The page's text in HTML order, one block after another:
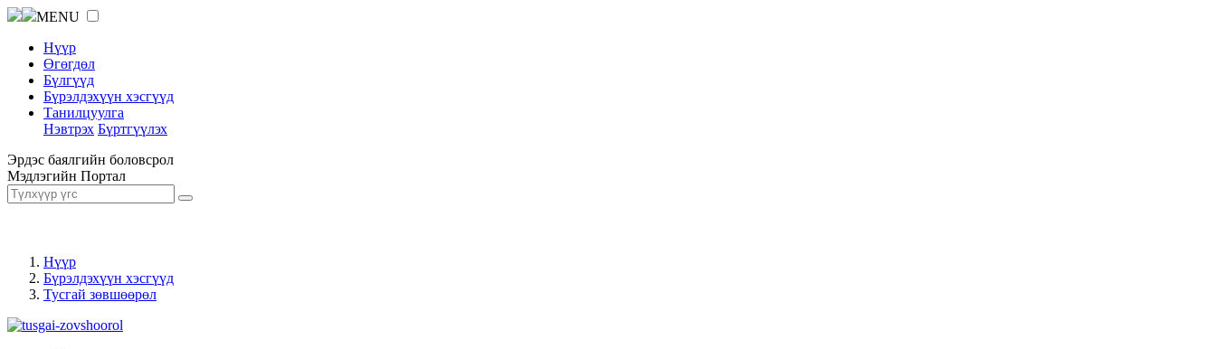
MENU
Нүүр
Өгөгдөл
Бүлгүүд
Бүрэлдэхүүн хэсгүүд
Танилцуулга
Нэвтрэх Бүртгүүлэх
Эрдэс баялгийн боловсрол
Мэдлэгийн Портал
Нүүр
Бүрэлдэхүүн хэсгүүд
Тусгай зөвшөөрөл